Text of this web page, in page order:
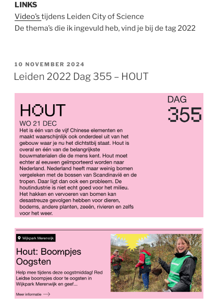
LINKS
Video’s tijdens Leiden City of Science
De thema’s die ik ingevuld heb, vind je bij de tag 2022
GEPLAATST
OP
10 NOVEMBER 2024
Leiden 2022 Dag 355 – HOUT